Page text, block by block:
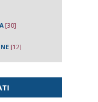
[30]
[12]